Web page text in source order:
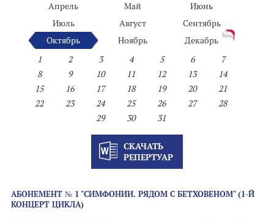
Апрель
Май
Июнь
Июль
Август
Сентябрь
Октябрь
Ноябрь
Декабрь
1
2 3 4 5 6
7
8
9 10 11 12 13
14
15
16 17 18 19 20
21
22
23 24 25 26 27
28
29
30 31
СКАЧАТЬ
РЕПЕРТУАР
АБОНЕМЕНТ № 1 "СИМФОНИИ. РЯДОМ С БЕТХОВЕНОМ" (1-Й
КОНЦЕРТ ЦИКЛА)